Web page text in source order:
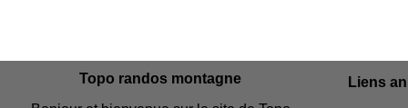
Topo randos montagne
Liens